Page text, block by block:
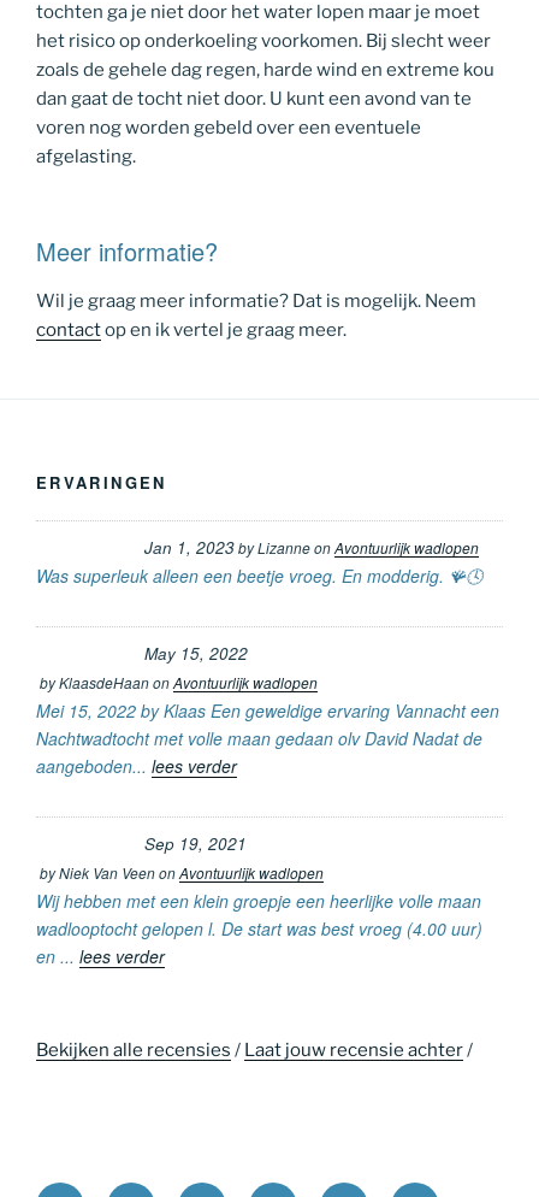
tochten ga je niet door het water lopen maar je moet
het risico op onderkoeling voorkomen. Bij slecht weer
zoals de gehele dag regen, harde wind en extreme kou
dan gaat de tocht niet door. U kunt een avond van te
voren nog worden gebeld over een eventuele
afgelasting.
Meer informatie?
Wil je graag meer informatie? Dat is mogelijk. Neem
contactop en ik vertel je graag meer.
ERVARINGEN
Jan 1, 2023byLizanneonAvontuurlijk wadlopen
Was superleuk alleen een beetje vroeg. En modderig. 🪸🕓
May 15, 2022
byKlaasdeHaanonAvontuurlijk wadlopen
Mei 15, 2022 by Klaas Een geweldige ervaring Vannacht een
Nachtwadtocht met volle maan gedaan olv David Nadat de
aangeboden... lees verder
Sep 19, 2021
byNiek Van VeenonAvontuurlijk wadlopen
Wij hebben met een klein groepje een heerlijke volle maan
wadlooptocht gelopen l. De start was best vroeg (4.00 uur)
en ... lees verder
Bekijken alle recensies / Laat jouw recensie achter/